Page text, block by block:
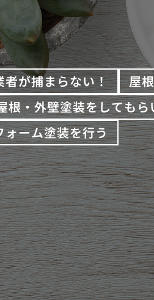
者が捕まらない！
屋
根・外壁塗装をしてもら
ォーム塗装を行う